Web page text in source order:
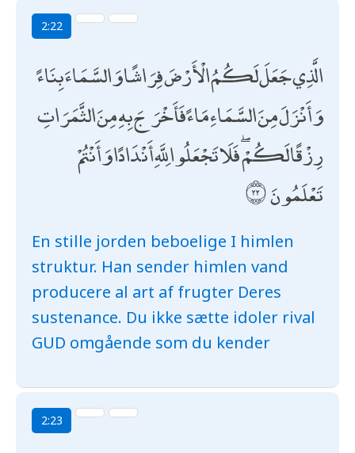
2:22
الَّذِي جَعَلَ لَكُمُ الْأَرْضَ فِرَاشًا وَالسَّمَاءَ بِنَاءً
وَأَنْزَلَ مِنَ السَّمَاءِ مَاءً فَأَخْرَجَ بِهِ مِنَ الثَّمَرَاتِ
رِزْقًا لَكُمْ ۖ فَلَا تَجْعَلُوا لِلَّهِ أَنْدَادًا وَأَنْتُمْ
تَعْلَمُونَ
En stille jorden beboelige I himlen
struktur. Han sender himlen vand
producere al art af frugter Deres
sustenance. Du ikke sætte idoler rival
GUD omgående som du kender
2:23